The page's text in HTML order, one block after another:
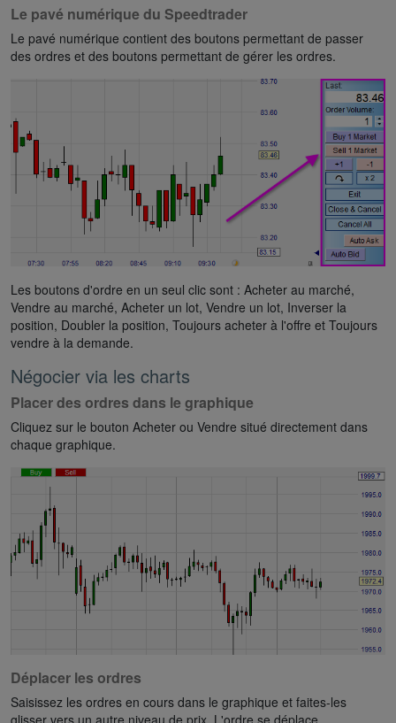
Le pavé numérique du Speedtrader
Le pavé numérique contient des boutons permettant de passer
des ordres et des boutons permettant de gérer les ordres.
Les boutons d'ordre en un seul clic sont : Acheter au marché,
Vendre au marché, Acheter un lot, Vendre un lot, Inverser la
position, Doubler la position, Toujours acheter à l'offre et Toujours
vendre à la demande.
Négocier via les charts
Placer des ordres dans le graphique
Cliquez sur le bouton Acheter ou Vendre situé directement dans
chaque graphique.
Déplacer les ordres
Saisissez les ordres en cours dans le graphique et faites-les
glisser vers un autre niveau de prix. L'ordre se déplace